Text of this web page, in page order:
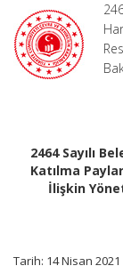
İlişkin
2464 Sayılı
Katılma
İlişkin
Tarih: 14 Nisan 2021